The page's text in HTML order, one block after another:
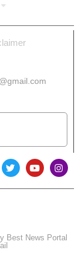
Best News Portal